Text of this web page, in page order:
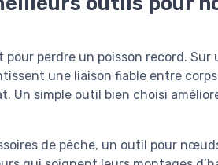
perdre un poisson record. Sur
une liaison fiable entre
Un simple outil bien choisi
de pêche, un outil pour